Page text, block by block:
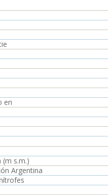
en
(m s.m.)
Argentina